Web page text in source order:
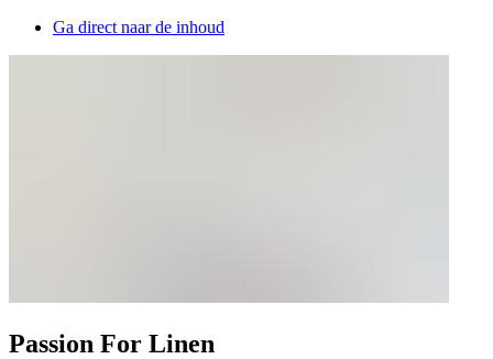
Ga direct naar de inhoud
Passion For Linen